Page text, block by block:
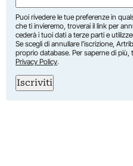
Puoi rivedere le tue preferenze in
che ti invieremo, troverai il link per
cederà i tuoi dati a terze parti e
Se scegli di annullare l’iscrizione,
proprio database. Per saperne di
Privacy Policy.
Iscriviti